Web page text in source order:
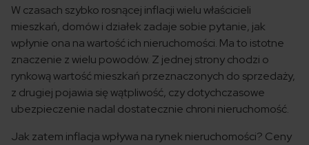
W czasach szybko rosnącej inflacji wielu właścicieli
mieszkań, domów i działek zadaje sobie pytanie, jak
wpłynie ona na wartość ich nieruchomości. Ma to istotne
znaczenie z wielu powodów. Z jednej strony chodzi o
rynkową wartość mieszkań przeznaczonych do sprzedaży,
z drugiej pojawia się wątpliwość, czy dotychczasowe
ubezpieczenie nadal dostatecznie chroni nieruchomość.
Jak zatem inflacja wpływa na rynek nieruchomości? Ceny